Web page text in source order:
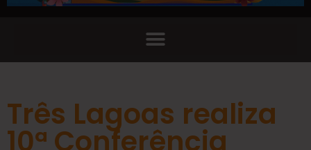
Três Lagoas realiza
10ª Conferência